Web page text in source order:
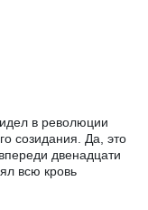
в революции
созидания. Да, это
двенадцати
всю кровь